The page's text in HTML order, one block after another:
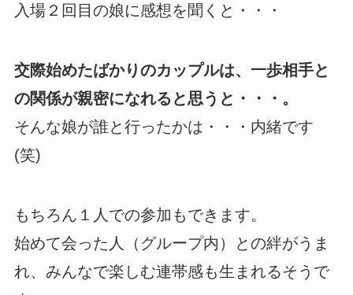
入場２回目の娘に感想を聞くと・・・
交際始めたばかりのカップルは、一歩相手と
の関係が親密になれると思うと・・・。
そんな娘が誰と行ったかは・・・内緒です
(笑)
もちろん１人での参加もできます。
始めて会った人（グループ内）との絆がうま
れ、みんなで楽しむ連帯感も生まれるそうで